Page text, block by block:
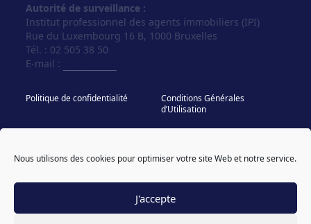
Nous utilisons des cookies pour optimiser votre site Web et notre service.
J'accepte
Autorité de surveillance :
Institut professionnel des agents immobiliers (IPI)
Rue du Luxembourg 16 B, 1000 Bruxelles
Tél. : 02 505 38 50
E-mail :
Politique de confidentialité
Conditions Générales
d’Utilisation
© Vos Agences 2026
designed & coded by
powered by sweepbright